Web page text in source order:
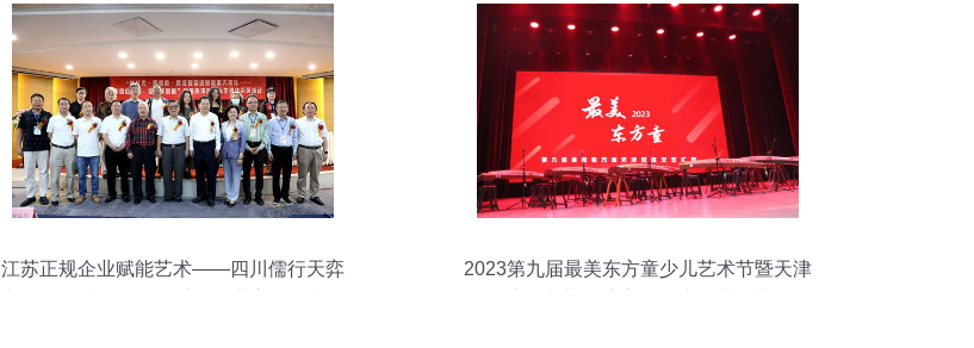
江苏正规企业赋能艺术——四川儒行天弈
2023第九届最美东方童少儿艺术节暨天津